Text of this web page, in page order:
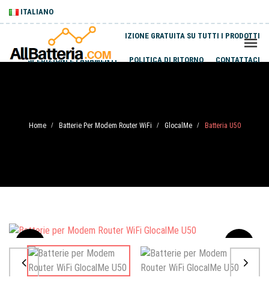
ITALIANO
SPEDIZIONE GRATUITA SU TUTTI I PRODOTTI
SPEDIZIONI E PAGAMENTI POLITICA DI RITORNO CONTATTACI
Home / Batterie Per Modem Router WiFi / GlocalMe / Batteria U50
Sale